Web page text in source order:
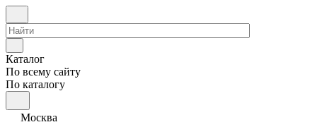
Каталог
По всему сайту
По каталогу
Москва